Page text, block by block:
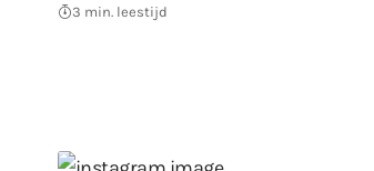
3 min. leestijd